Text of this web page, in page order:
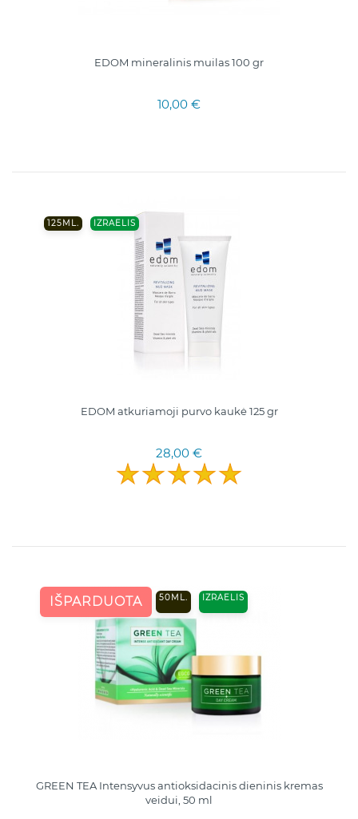
EDOM mineralinis muilas 100 gr
10,00 €
125ML. IZRAELIS
EDOM atkuriamoji purvo kaukė 125 gr
28,00 €
IŠPARDUOTA 50ML. IZRAELIS
GREEN TEA Intensyvus antioksidacinis dieninis kremas
veidui, 50 ml